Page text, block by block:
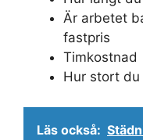
Är arbetet
fastpris
Timkostnad
Hur stort du
Läs också: